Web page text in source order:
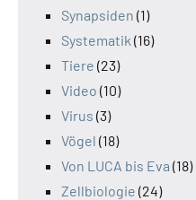
Synapsiden (1)
Systematik (16)
Tiere (23)
Video (10)
Virus (3)
Vögel (18)
Von LUCA bis Eva (18)
Zellbiologie (24)